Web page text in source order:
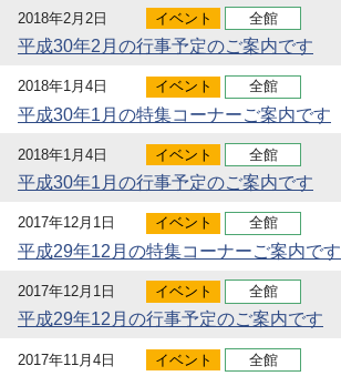
2018年2月2日 イベント 全館
平成30年2月の行事予定のご案内です
2018年1月4日 イベント 全館
平成30年1月の特集コーナーご案内です
2018年1月4日 イベント 全館
平成30年1月の行事予定のご案内です
2017年12月1日 イベント 全館
平成29年12月の特集コーナーご案内です
2017年12月1日 イベント 全館
平成29年12月の行事予定のご案内です
2017年11月4日 イベント 全館